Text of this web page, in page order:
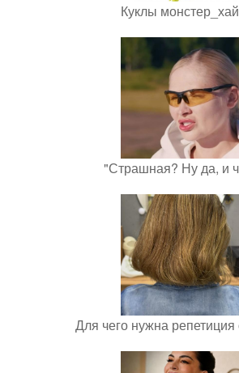
Куклы
"Страшная? Ну да, и
Для чего нужна репетиция